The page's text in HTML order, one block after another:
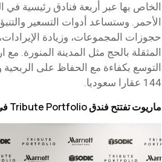
الخاص بها عبر أربعة فنادق رئيسية في
الأحمر. وستساعد أدوات التسعير
حجوزات المجموعات، وزيادة
المثقلة بالحج مثل المدينة المنورة.
التوسع بكفاءة مع الحفاظ على
144 عقارا سعوديا.
ماريوت تفتتح فندق Tribute Portfolio في الساحل الشمالي لمصر